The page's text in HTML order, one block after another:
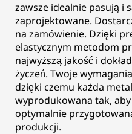
zawsze idealnie pasują i
zaprojektowane.
na zamówienie. Dzięki
elastycznym metodom
najwyższą jakość i
życzeń. Twoje
dzięki czemu każda
wyprodukowana tak, aby
optymalnie
produkcji.